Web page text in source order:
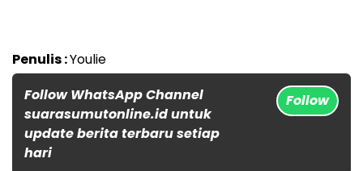
Penulis :Youlie
Follow WhatsApp Channel
suarasumutonline.id untuk
update berita terbaru setiap
hari
Follow